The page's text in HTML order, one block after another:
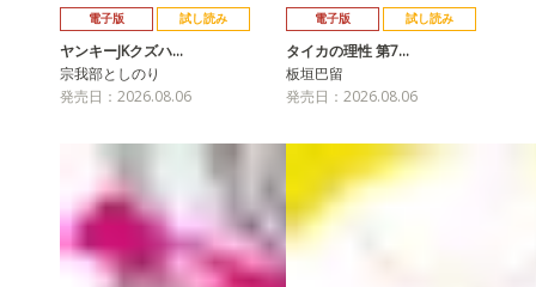
電子版 試し読み
ヤンキーJKクズハ…
宗我部としのり
発売日：2026.08.06
電子版 試し読み
タイカの理性 第7…
板垣巴留
発売日：2026.08.06